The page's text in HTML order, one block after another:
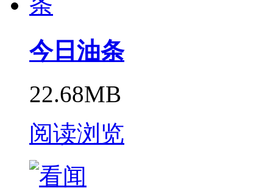
今日油条
22.68MB
阅读浏览